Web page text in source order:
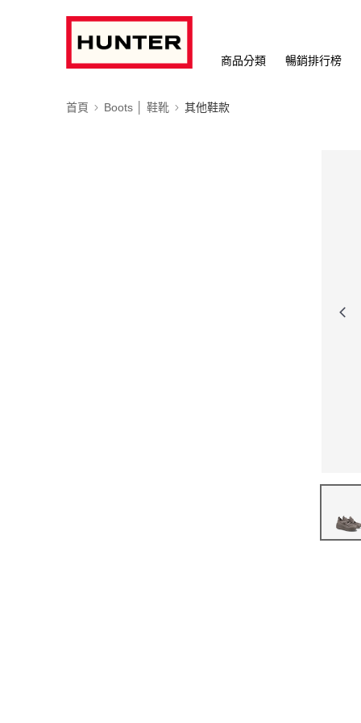
商品分類 暢銷排行榜
首頁 Boots │ 鞋靴 其他鞋款